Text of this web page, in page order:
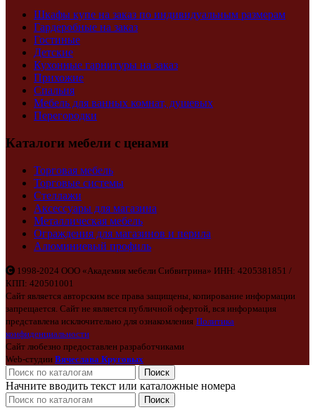
Шкафы купе на заказ по индивидуальным размерам
Гардеробные на заказ
Гостиные
Детские
Кухонные гарнитуры на заказ
Прихожие
Спальня
Мебель для ванных комнат, душевых
Перегородки
Каталоги мебели с ценами
Торговая мебель
Торговые системы
Стеллажи
Аксессуары для магазина
Металлическая мебель
Ограждения для магазинов и перила
Алюминиевый профиль
1998-2024 ООО «Академия мебели Сибвитрина» ИНН: 4205381851 /
КПП: 420501001
Сайт является авторским все права защищены, копирование информации
запрещается. Сайт не является публичной офертой, вся информация
представлена исключительно для ознакомления Политика
конфиденциальности
Сайт любезно предоставлен разработчиками
Web-студии Вячеслава Круговых
Поиск
Начните вводить текст или каталожные номера
Поиск